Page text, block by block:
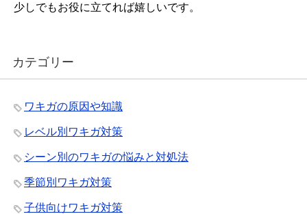
少しでもお役に立てれば嬉しいです。
カテゴリー
ワキガの原因や知識
レベル別ワキガ対策
シーン別のワキガの悩みと対処法
季節別ワキガ対策
子供向けワキガ対策